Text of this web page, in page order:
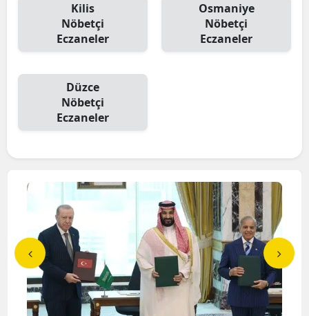
Kilis
Nöbetçi
Eczaneler
Osmaniye
Nöbetçi
Eczaneler
Düzce
Nöbetçi
Eczaneler